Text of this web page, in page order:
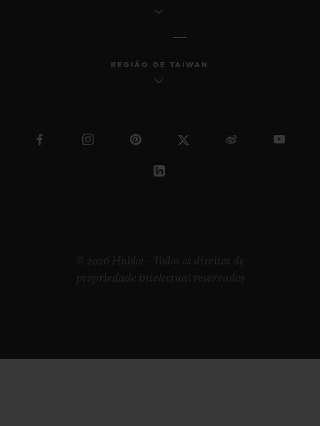
REGIÃO DE TAIWAN
© 2026 Hublot - Todos os direitos de
propriedade intelectual reservados